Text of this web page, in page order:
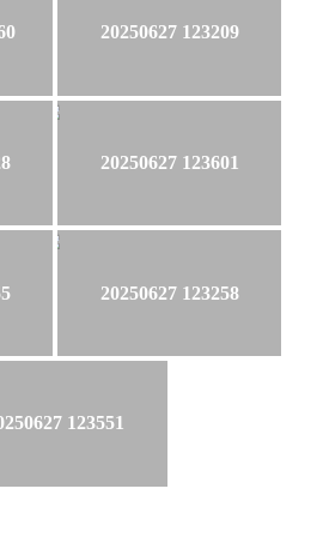
20250627 123209
20250627 123601
20250627 123258
123551